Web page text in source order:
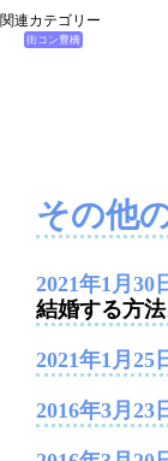
関連カテゴリー
街コン豊橋
その他
2021年1月30
結婚する方法
2021年1月25
2016年3月23